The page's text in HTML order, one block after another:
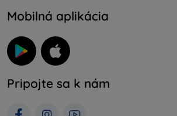
Mobilná aplikácia
Pripojte sa k nám